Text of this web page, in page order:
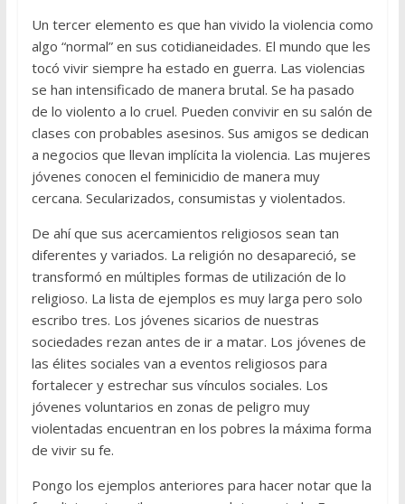
Un tercer elemento es que han vivido la violencia como
algo “normal” en sus cotidianeidades. El mundo que les
tocó vivir siempre ha estado en guerra. Las violencias
se han intensificado de manera brutal. Se ha pasado
de lo violento a lo cruel. Pueden convivir en su salón de
clases con probables asesinos. Sus amigos se dedican
a negocios que llevan implícita la violencia. Las mujeres
jóvenes conocen el feminicidio de manera muy
cercana. Secularizados, consumistas y violentados.
De ahí que sus acercamientos religiosos sean tan
diferentes y variados. La religión no desapareció, se
transformó en múltiples formas de utilización de lo
religioso. La lista de ejemplos es muy larga pero solo
escribo tres. Los jóvenes sicarios de nuestras
sociedades rezan antes de ir a matar. Los jóvenes de
las élites sociales van a eventos religiosos para
fortalecer y estrechar sus vínculos sociales. Los
jóvenes voluntarios en zonas de peligro muy
violentadas encuentran en los pobres la máxima forma
de vivir su fe.
Pongo los ejemplos anteriores para hacer notar que la